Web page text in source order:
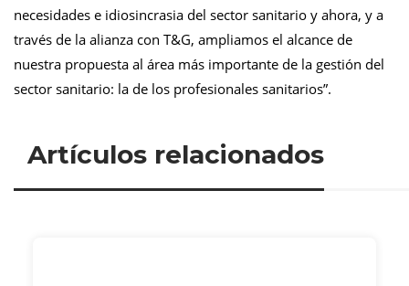
necesidades e idiosincrasia del sector sanitario y ahora, y a
través de la alianza con T&G, ampliamos el alcance de
nuestra propuesta al área más importante de la gestión del
sector sanitario: la de los profesionales sanitarios”.
Artículos relacionados